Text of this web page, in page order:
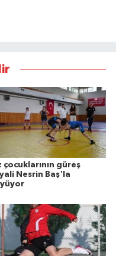
çocuklarının güreş
Nesrin Baş'la